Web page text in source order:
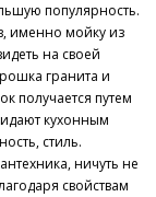
популярность.
именно мойку из
на своей
гранита и
получается путем
кухонным
стиль.
ничуть не
свойствам